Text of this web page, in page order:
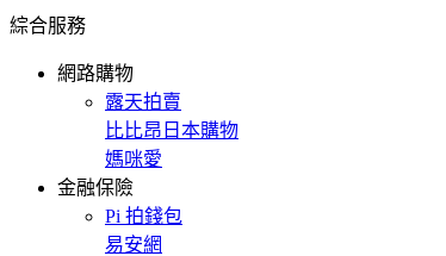
綜合服務
網路購物
露天拍賣
比比昂日本購物
媽咪愛
金融保險
Pi 拍錢包
易安網